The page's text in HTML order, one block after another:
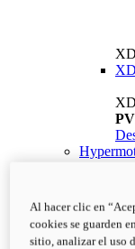
Al hacer clic en
cookies se guarden
sitio, analizar el uso